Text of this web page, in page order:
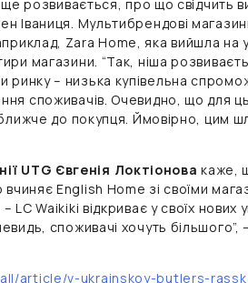
розвивається, про що свідчить
Іваниця. Мультибрендові
Zara Home, яка вийшла на
магазини. “Так, ніша
– низька купівельна
споживачів. Очевидно, що для
ближче до покупця. Ймовірно, цим
UTG Євгенія Локтіонова каже,
English Home зі своїми
LC Waikiki відкриває у своїх нових
споживачі хочуть більшого”,
article/v-ukrainskoy-butlers-